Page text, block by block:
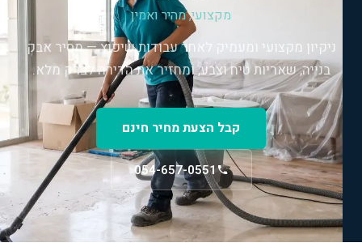
מקצועי, מהיר ואמין
ניקיון מקצועי ומעמיק לאחר עבודות שיפוץ — מסיר אבק
בנייה, שאריות טיח וצבע, ומחזיר את הדירה לברק מלא.
קבל הצעת מחיר חינם
054-657-0551